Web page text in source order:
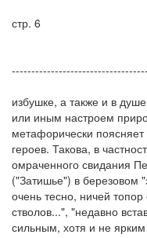
стр. 6
избушке, а также и в
или иным настроем
метафорически
героев. Такова, в
омраченного свидания
("Затишье") в березовом
очень тесно, ничей
стволов...", "недавно
сильным, хотя и не